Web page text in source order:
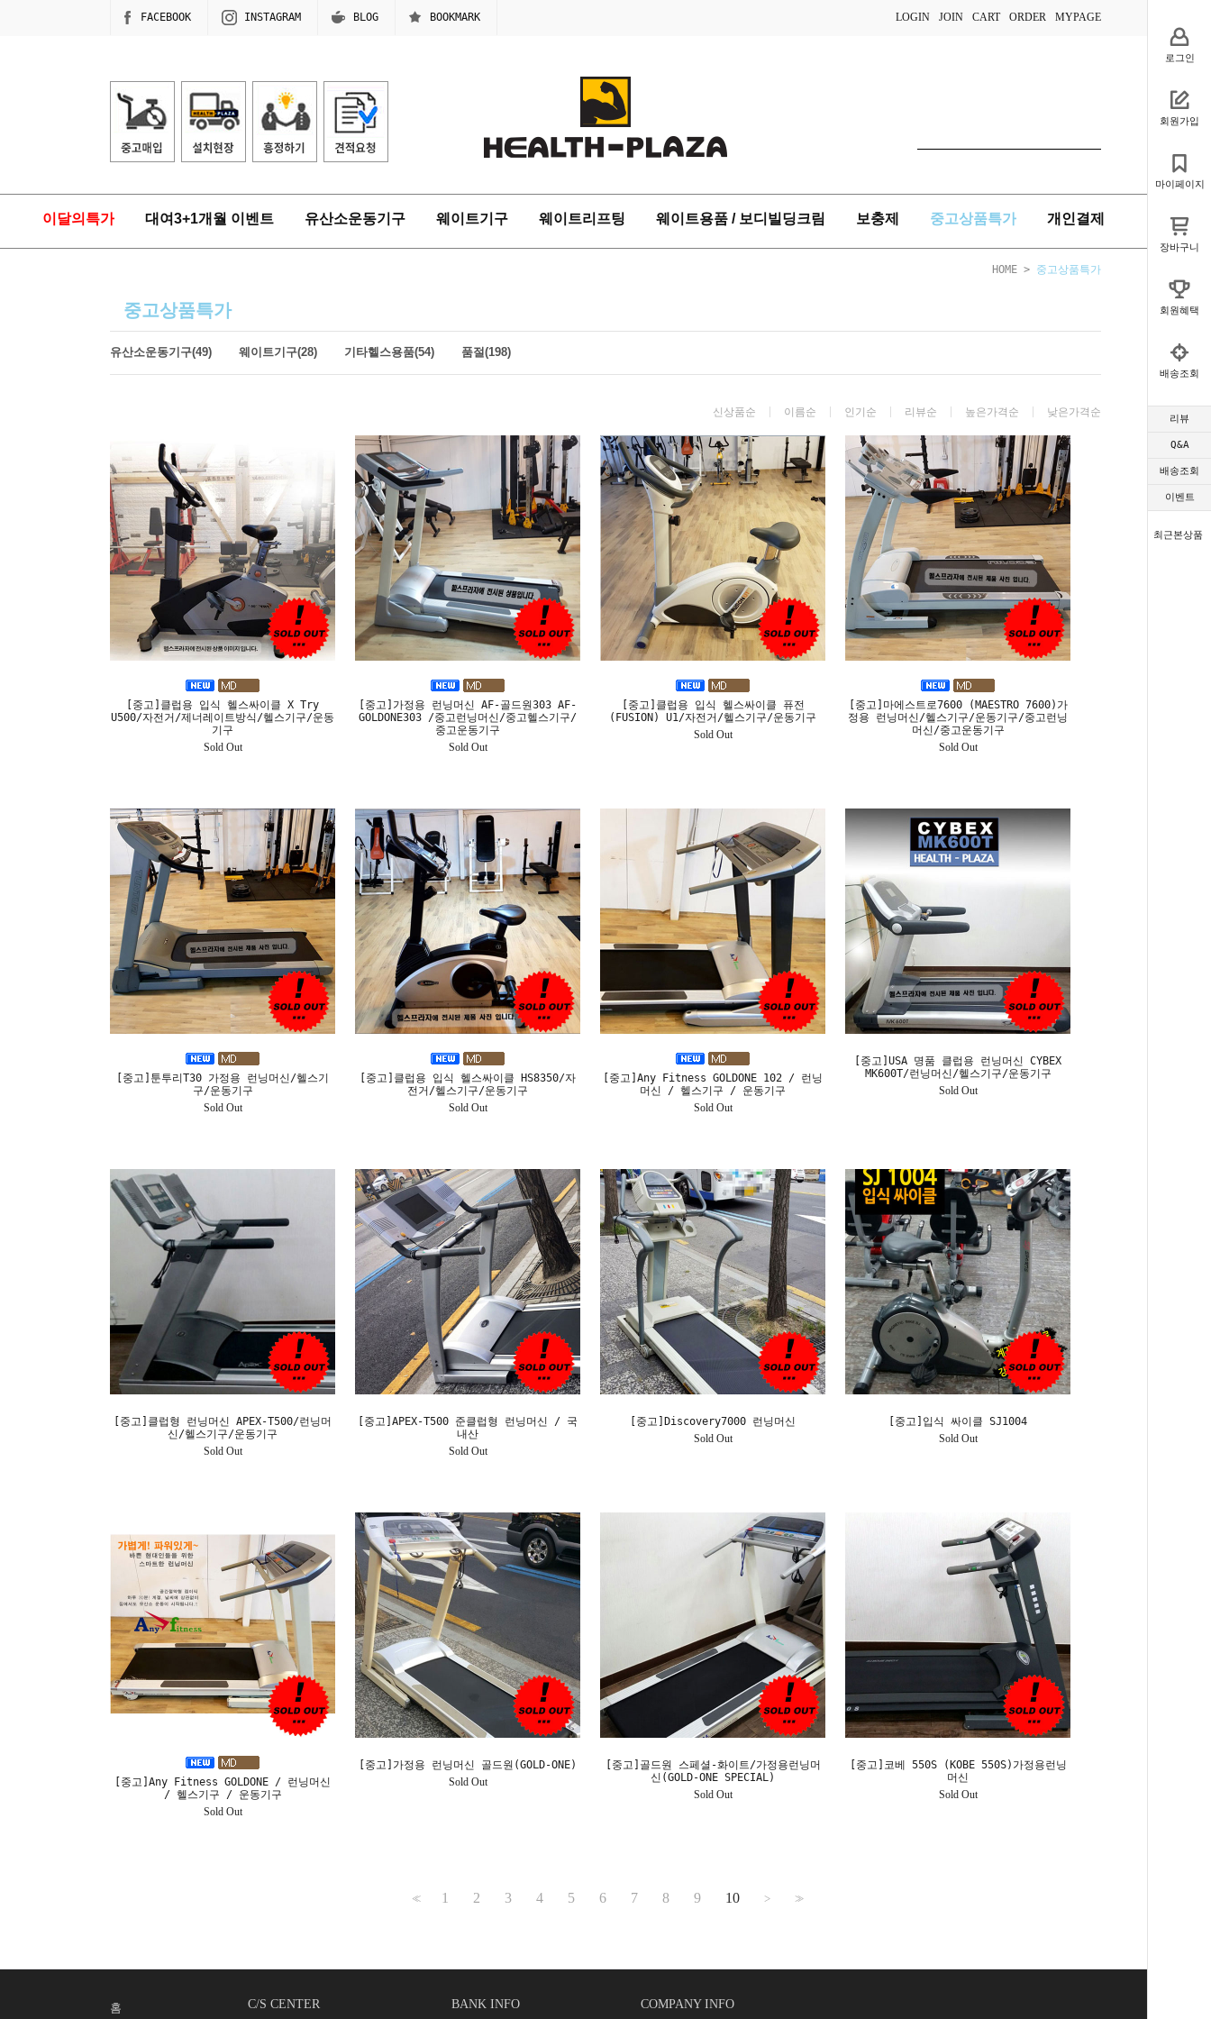
로그인
회원가입
마이페이지
장바구니
회원혜택
배송조회
리뷰
Q&A
배송조회
이벤트
최근본상품
FACEBOOK INSTAGRAM BLOG BOOKMARK LOGIN JOIN CART ORDER MYPAGE
이달의특가 대여3+1개월 이벤트 유산소운동기구 웨이트기구 웨이트리프팅 웨이트용품 / 보디빌딩크림 보충제 중고상품특가 개인결제
HOME > 중고상품특가
중고상품특가
유산소운동기구(49) 웨이트기구(28) 기타헬스용품(54) 품절(198)
신상품순 이름순 인기순 리뷰순 높은가격순 낮은가격순
[중고]클럽용 입식 헬스싸이클 X Try
U500/자전거/제너레이트방식/헬스기구/운동
기구
Sold Out
[중고]가정용 런닝머신 AF-골드원303 AF-
GOLDONE303 /중고런닝머신/중고헬스기구/
중고운동기구
Sold Out
[중고]클럽용 입식 헬스싸이클 퓨전
(FUSION) U1/자전거/헬스기구/운동기구
Sold Out
[중고]마에스트로7600 (MAESTRO 7600)가
정용 런닝머신/헬스기구/운동기구/중고런닝
머신/중고운동기구
Sold Out
[중고]툰투리T30 가정용 런닝머신/헬스기
구/운동기구
Sold Out
[중고]클럽용 입식 헬스싸이클 HS8350/자
전거/헬스기구/운동기구
Sold Out
[중고]Any Fitness GOLDONE 102 / 런닝
머신 / 헬스기구 / 운동기구
Sold Out
[중고]USA 명품 클럽용 런닝머신 CYBEX
MK600T/런닝머신/헬스기구/운동기구
Sold Out
[중고]클럽형 런닝머신 APEX-T500/런닝머
신/헬스기구/운동기구
Sold Out
[중고]APEX-T500 준클럽형 런닝머신 / 국
내산
Sold Out
[중고]Discovery7000 런닝머신
Sold Out
[중고]입식 싸이클 SJ1004
Sold Out
[중고]Any Fitness GOLDONE / 런닝머신
/ 헬스기구 / 운동기구
Sold Out
[중고]가정용 런닝머신 골드원(GOLD-ONE)
Sold Out
[중고]골드원 스페셜-화이트/가정용런닝머
신(GOLD-ONE SPECIAL)
Sold Out
[중고]코베 550S (KOBE 550S)가정용런닝
머신
Sold Out
<< 1 2 3 4 5 6 7 8 9 10 > >>
홈 C/S CENTER BANK INFO COMPANY INFO